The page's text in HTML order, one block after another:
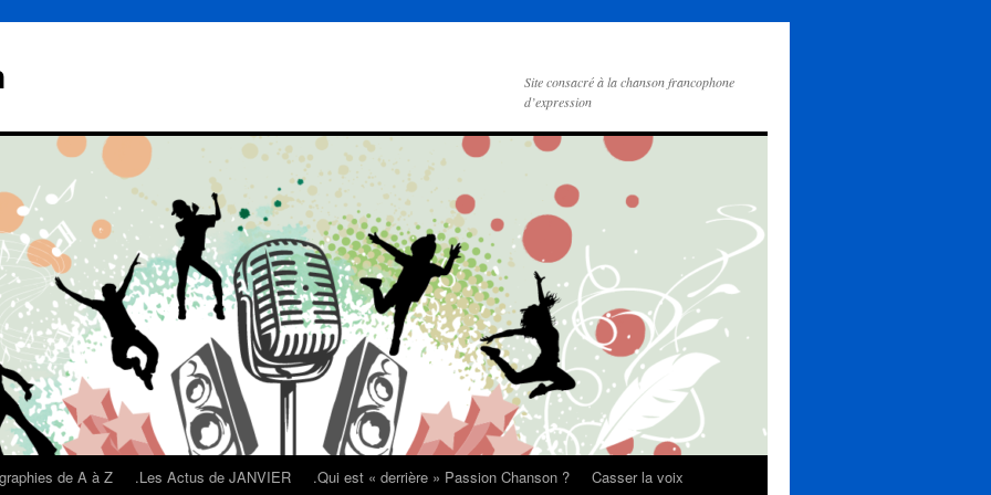
Site consacré à la chanson francophone
d’expression
de A à Z .Les Actus de JANVIER .Qui est « derrière » Passion Chanson ?
Casser la voix